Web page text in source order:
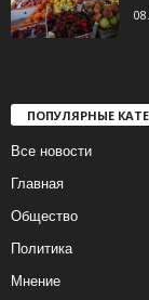
ПОПУЛЯРНЫЕ
Все новости
Главная
Общество
Политика
Мнение